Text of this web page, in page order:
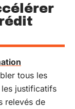
tous les
justificatifs
relevés de